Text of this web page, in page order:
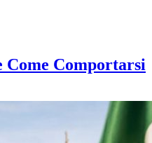
Comportarsi